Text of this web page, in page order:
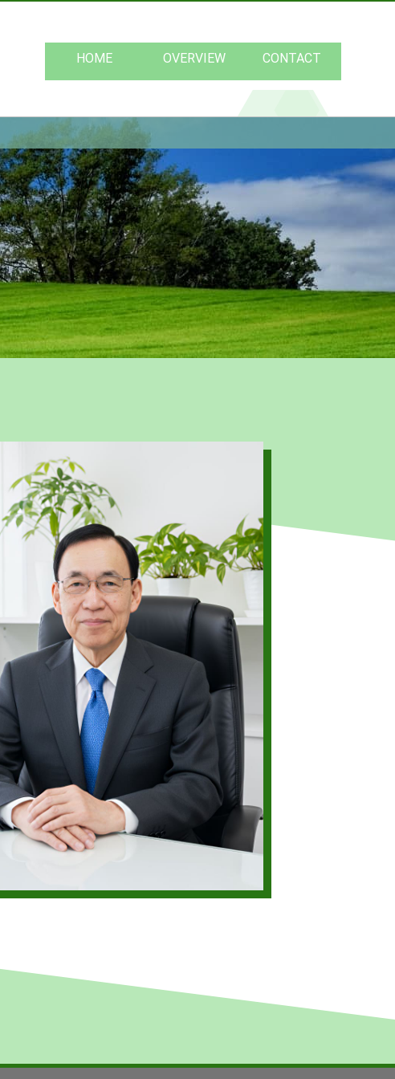
HOME
ホーム OVERVIEW
会社情報 CONTACT
お問い合わせ